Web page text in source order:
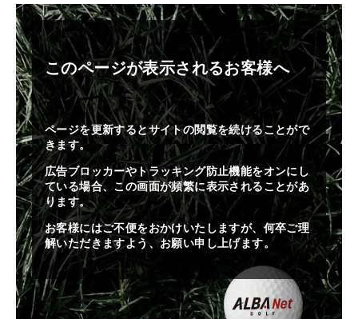
このページが表示されるお客様へ
ページを更新するとサイトの閲覧を続けることがで
きます。
広告ブロッカーやトラッキング防止機能をオンにし
ている場合、この画面が頻繁に表示されることがあ
ります。
お客様にはご不便をおかけいたしますが、何卒ご理
解いただきますよう、お願い申し上げます。